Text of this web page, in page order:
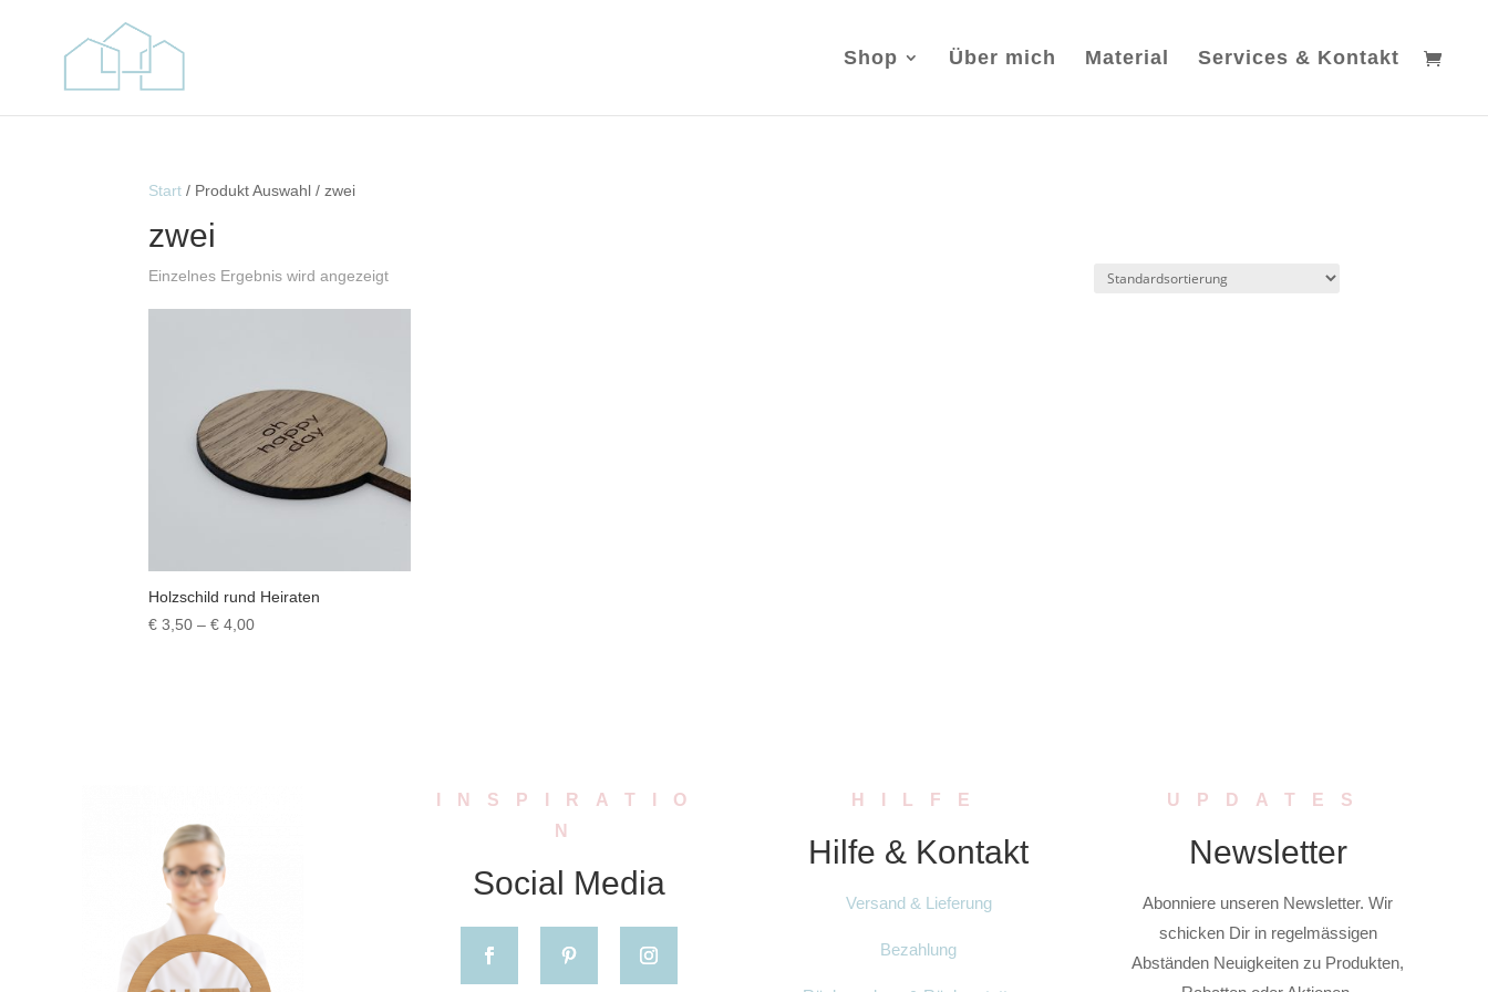
Shop Über mich Material Services & Kontakt
Start / Produkt Auswahl / zwei
zwei
Einzelnes Ergebnis wird angezeigt
Holzschild rund Heiraten
€ 3,50 –€ 4,00Preisspanne:
INSPIRATIO
N
Social Media
HILFE
Hilfe & Kontakt
Versand & Lieferung
Bezahlung
UPDATES
Newsletter
Abonniere unseren Newsletter. Wir
schicken Dir in regelmässigen
Abständen Neuigkeiten zu Produkten,